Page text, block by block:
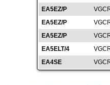
EA5EZ/P
EA5EZ/P
EA5EZ/P
EA5ELT/4
EA4SE